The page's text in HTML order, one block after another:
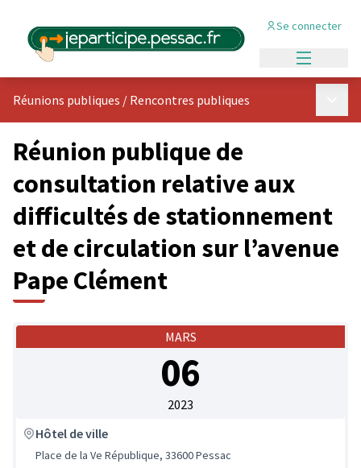
Se connecter
Réunions publiques / Rencontres publiques
Réunion publique de
consultation relative aux
difficultés de stationnement
et de circulation sur l’avenue
Pape Clément
MARS
06
2023
Hôtel de ville
Place de la Ve République, 33600 Pessac